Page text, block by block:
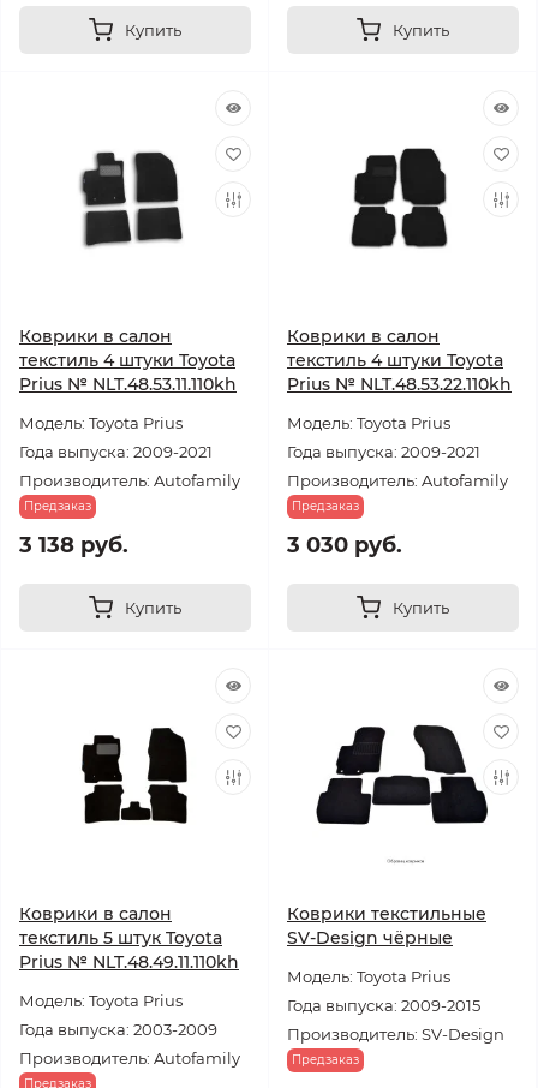
Купить Купить
Коврики в салон
текстиль 4 штуки Toyota
Prius № NLT.48.53.11.110kh
Модель: Toyota Prius
Года выпуска: 2009-2021
Производитель: Autofamily
Предзаказ
3 138 руб.
Купить
Коврики в салон
текстиль 4 штуки Toyota
Prius № NLT.48.53.22.110kh
Модель: Toyota Prius
Года выпуска: 2009-2021
Производитель: Autofamily
Предзаказ
3 030 руб.
Купить
Коврики в салон
текстиль 5 штук Toyota
Prius № NLT.48.49.11.110kh
Модель: Toyota Prius
Года выпуска: 2003-2009
Производитель: Autofamily
Предзаказ
Коврики текстильные
SV-Design чёрные
Модель: Toyota Prius
Года выпуска: 2009-2015
Производитель: SV-Design
Предзаказ